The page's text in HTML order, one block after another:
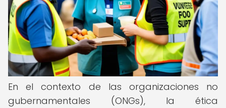
En el contexto de las organizaciones no
gubernamentales (ONGs), la ética